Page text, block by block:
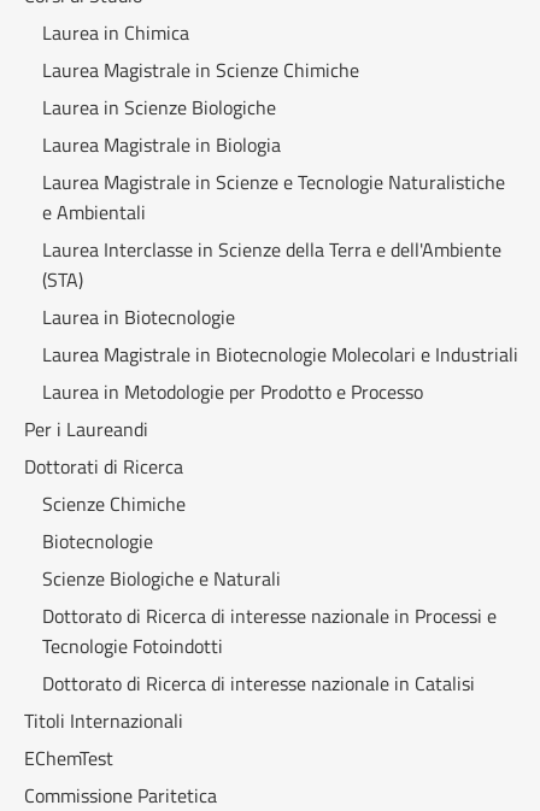
Laurea in Chimica
Laurea Magistrale in Scienze Chimiche
Laurea in Scienze Biologiche
Laurea Magistrale in Biologia
Laurea Magistrale in Scienze e Tecnologie Naturalistiche
e Ambientali
Laurea Interclasse in Scienze della Terra e dell'Ambiente
(STA)
Laurea in Biotecnologie
Laurea Magistrale in Biotecnologie Molecolari e Industriali
Laurea in Metodologie per Prodotto e Processo
Per i Laureandi
Dottorati di Ricerca
Scienze Chimiche
Biotecnologie
Scienze Biologiche e Naturali
Dottorato di Ricerca di interesse nazionale in Processi e
Tecnologie Fotoindotti
Dottorato di Ricerca di interesse nazionale in Catalisi
Titoli Internazionali
EChemTest
Commissione Paritetica